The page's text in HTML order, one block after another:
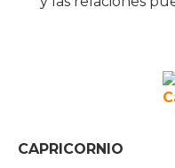
CAPRICORNIO